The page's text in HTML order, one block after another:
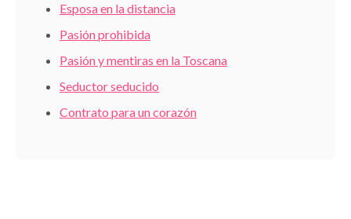
Esposa en la distancia
Pasión prohibida
Pasión y mentiras en la Toscana
Seductor seducido
Contrato para un corazón